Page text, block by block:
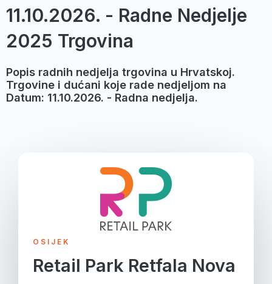
11.10.2026. - Radne Nedjelje
2025 Trgovina
Popis radnih nedjelja trgovina u Hrvatskoj.
Trgovine i dućani koje rade nedjeljom na
Datum: 11.10.2026. - Radna nedjelja.
OSIJEK
Retail Park Retfala Nova